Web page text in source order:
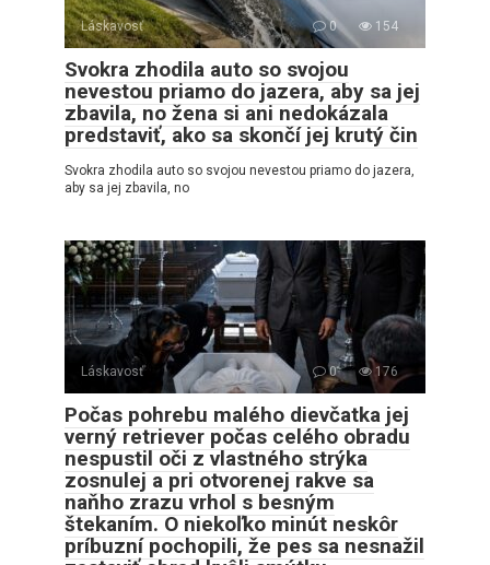
Láskavosť 0 154
Svokra zhodila auto so svojou
nevestou priamo do jazera, aby sa jej
zbavila, no žena si ani nedokázala
predstaviť, ako sa skončí jej krutý čin
Svokra zhodila auto so svojou nevestou priamo do jazera,
aby sa jej zbavila, no
Láskavosť 0 176
Počas pohrebu malého dievčatka jej
verný retriever počas celého obradu
nespustil oči z vlastného strýka
zosnulej a pri otvorenej rakve sa
naňho zrazu vrhol s besným
štekaním. O niekoľko minút neskôr
príbuzní pochopili, že pes sa nesnažil